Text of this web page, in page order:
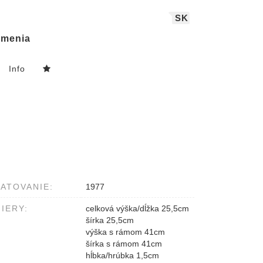
SK
Info
1977
celková výška/dĺžka 25,5cm
šírka 25,5cm
výška s rámom 41cm
šírka s rámom 41cm
hĺbka/hrúbka 1,5cm